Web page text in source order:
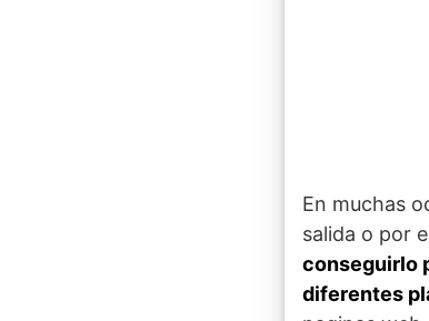
En muchas
salida o por
conseguirlo
diferentes